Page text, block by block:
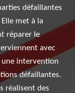
défaillantes
met à la
réparer le
avec
intervention
défaillantes.
réalisent des